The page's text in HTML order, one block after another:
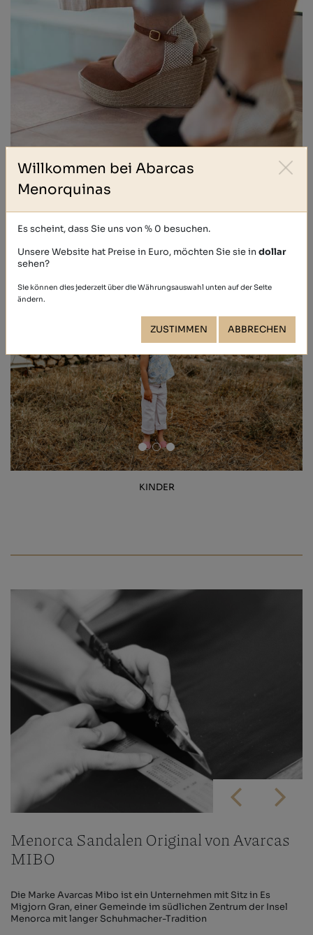
KINDER
Menorca Sandalen Original von Avarcas
MIBO
Die Marke Avarcas Mibo ist ein Unternehmen mit Sitz in Es
Migjorn Gran, einer Gemeinde im südlichen Zentrum der Insel
Menorca mit langer Schuhmacher-Tradition
Willkommen bei Abarcas
Menorquinas
Es scheint, dass Sie uns von % 0 besuchen.
Unsere Website hat Preise in Euro, möchten Sie sie indollar
sehen?
Sie können dies jederzeit über die Währungsauswahl unten auf der Seite
ändern.
ZUSTIMMEN ABBRECHEN